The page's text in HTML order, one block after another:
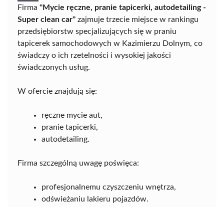
Firma "Mycie ręczne, pranie tapicerki, autodetailing -
Super clean car" zajmuje trzecie miejsce w rankingu
przedsiębiorstw specjalizujących się w praniu
tapicerek samochodowych w Kazimierzu Dolnym, co
świadczy o ich rzetelności i wysokiej jakości
świadczonych usług.
W ofercie znajdują się:
ręczne mycie aut,
pranie tapicerki,
autodetailing.
Firma szczególną uwagę poświęca:
profesjonalnemu czyszczeniu wnętrza,
odświeżaniu lakieru pojazdów.